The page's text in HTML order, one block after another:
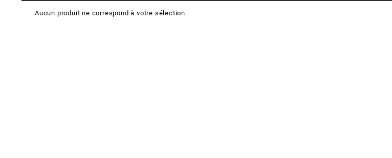
Aucun produit ne correspond à votre sélection.